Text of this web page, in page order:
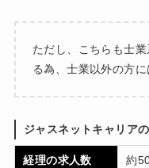
ただし、こちらも士
る為、士業以外の方に
ジャスネットキャリア
経理の求人数 約